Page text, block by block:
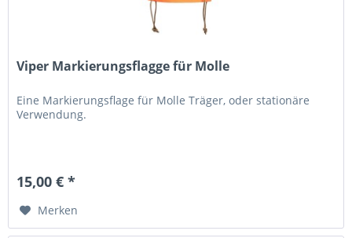
Viper Markierungsflagge für Molle
Eine Markierungsflage für Molle Träger, oder stationäre
Verwendung.
15,00 € *
Merken